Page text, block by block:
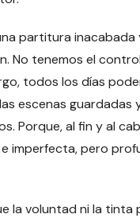
partitura inacabada
No tenemos el
todos los días
escenas guardadas
Porque, al fin y al
imperfecta, pero
la voluntad ni la tinta